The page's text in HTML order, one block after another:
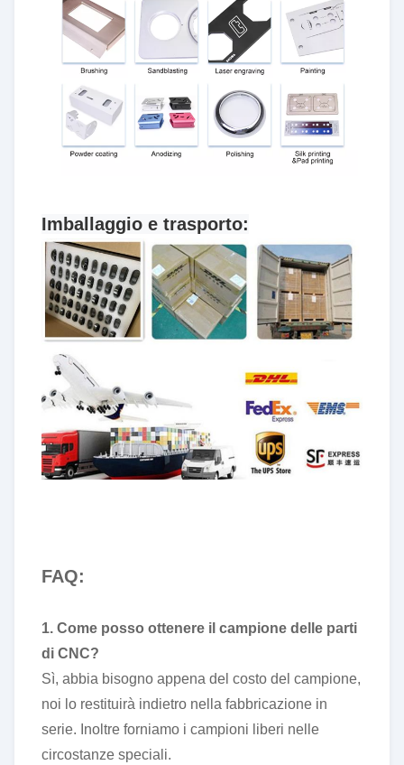
Imballaggio e trasporto:
FAQ:
1. Come posso ottenere il campione delle parti
di CNC?
Sì, abbia bisogno appena del costo del campione,
noi lo restituirà indietro nella fabbricazione in
serie. Inoltre forniamo i campioni liberi nelle
circostanze speciali.